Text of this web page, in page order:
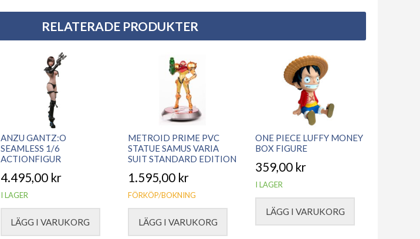
RELATERADE PRODUKTER
ANZU GANTZ:O
SEAMLESS 1/6
ACTIONFIGUR
4.495,00 kr
I LAGER
LÄGG I VARUKORG
METROID PRIME PVC
STATUE SAMUS VARIA
SUIT STANDARD EDITION
1.595,00 kr
FÖRKÖP/BOKNING
LÄGG I VARUKORG
ONE PIECE LUFFY MONEY
BOX FIGURE
359,00 kr
I LAGER
LÄGG I VARUKORG